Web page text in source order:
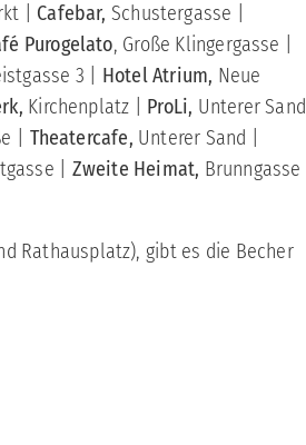
| Cafebar, Schustergasse |
Purogelato, Große Klingergasse |
3 | Hotel Atrium, Neue
Kirchenplatz | ProLi, Unterer Sand
| Theatercafe, Unterer Sand |
| Zweite Heimat, Brunngasse
Rathausplatz), gibt es die Becher